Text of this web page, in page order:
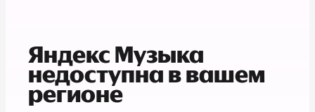
Яндекс Музыка
недоступна в вашем
регионе